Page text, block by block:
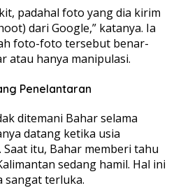
padahal foto yang dia kirim
dari Google,” katanya. Ia
foto-foto tersebut benar-
atau hanya manipulasi.
Penelantaran
ditemani Bahar selama
datang ketika usia
itu, Bahar memberi tahu
sedang hamil. Hal ini
sangat terluka.